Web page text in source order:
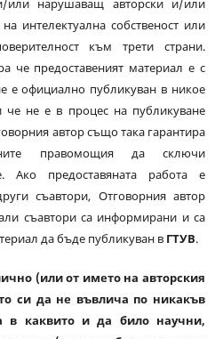
или нарушаващ авторски и/или
интелектуална собственост или
към трети страни.
че предоставеният материал е с
е официално публикуван в никое
че не е в процес на публикуване
автор също така гарантира
правомощия да сключи
Ако предоставяната работа е
съавтори, Отговорния автор
съавтори са информирани и са
да бъде публикуван в ГТУВ.
(или от името на авторския
си да не въвлича по никакъв
в каквито и да било научни,